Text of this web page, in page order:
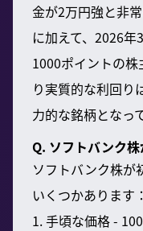
金が2万円強と非
に加えて、2026年
1000ポイントの株
り実質的な利回り
力的な銘柄となっ
Q. ソフトバンク
ソフトバンク株が
いくつかあります：
1. 手頃な価格 -